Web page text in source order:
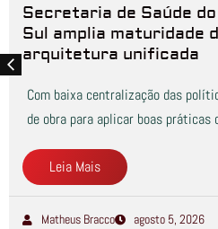
Secretaria de Saúde
Sul amplia maturidade
arquitetura unificada
Com baixa centralização das
de obra para aplicar boas práticas
Leia Mais
Matheus Bracco agosto 5, 2026